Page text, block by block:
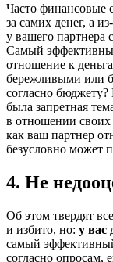
Часто финансовые
за самих денег, а
у вашего партнера
Самый
отношение к
бережливыми или
согласно
была запретная
в отношении своих
как ваш партнер
безусловно может
4. Не
Об этом твердят
и избито, но: у вас
самый
согласно опросам,